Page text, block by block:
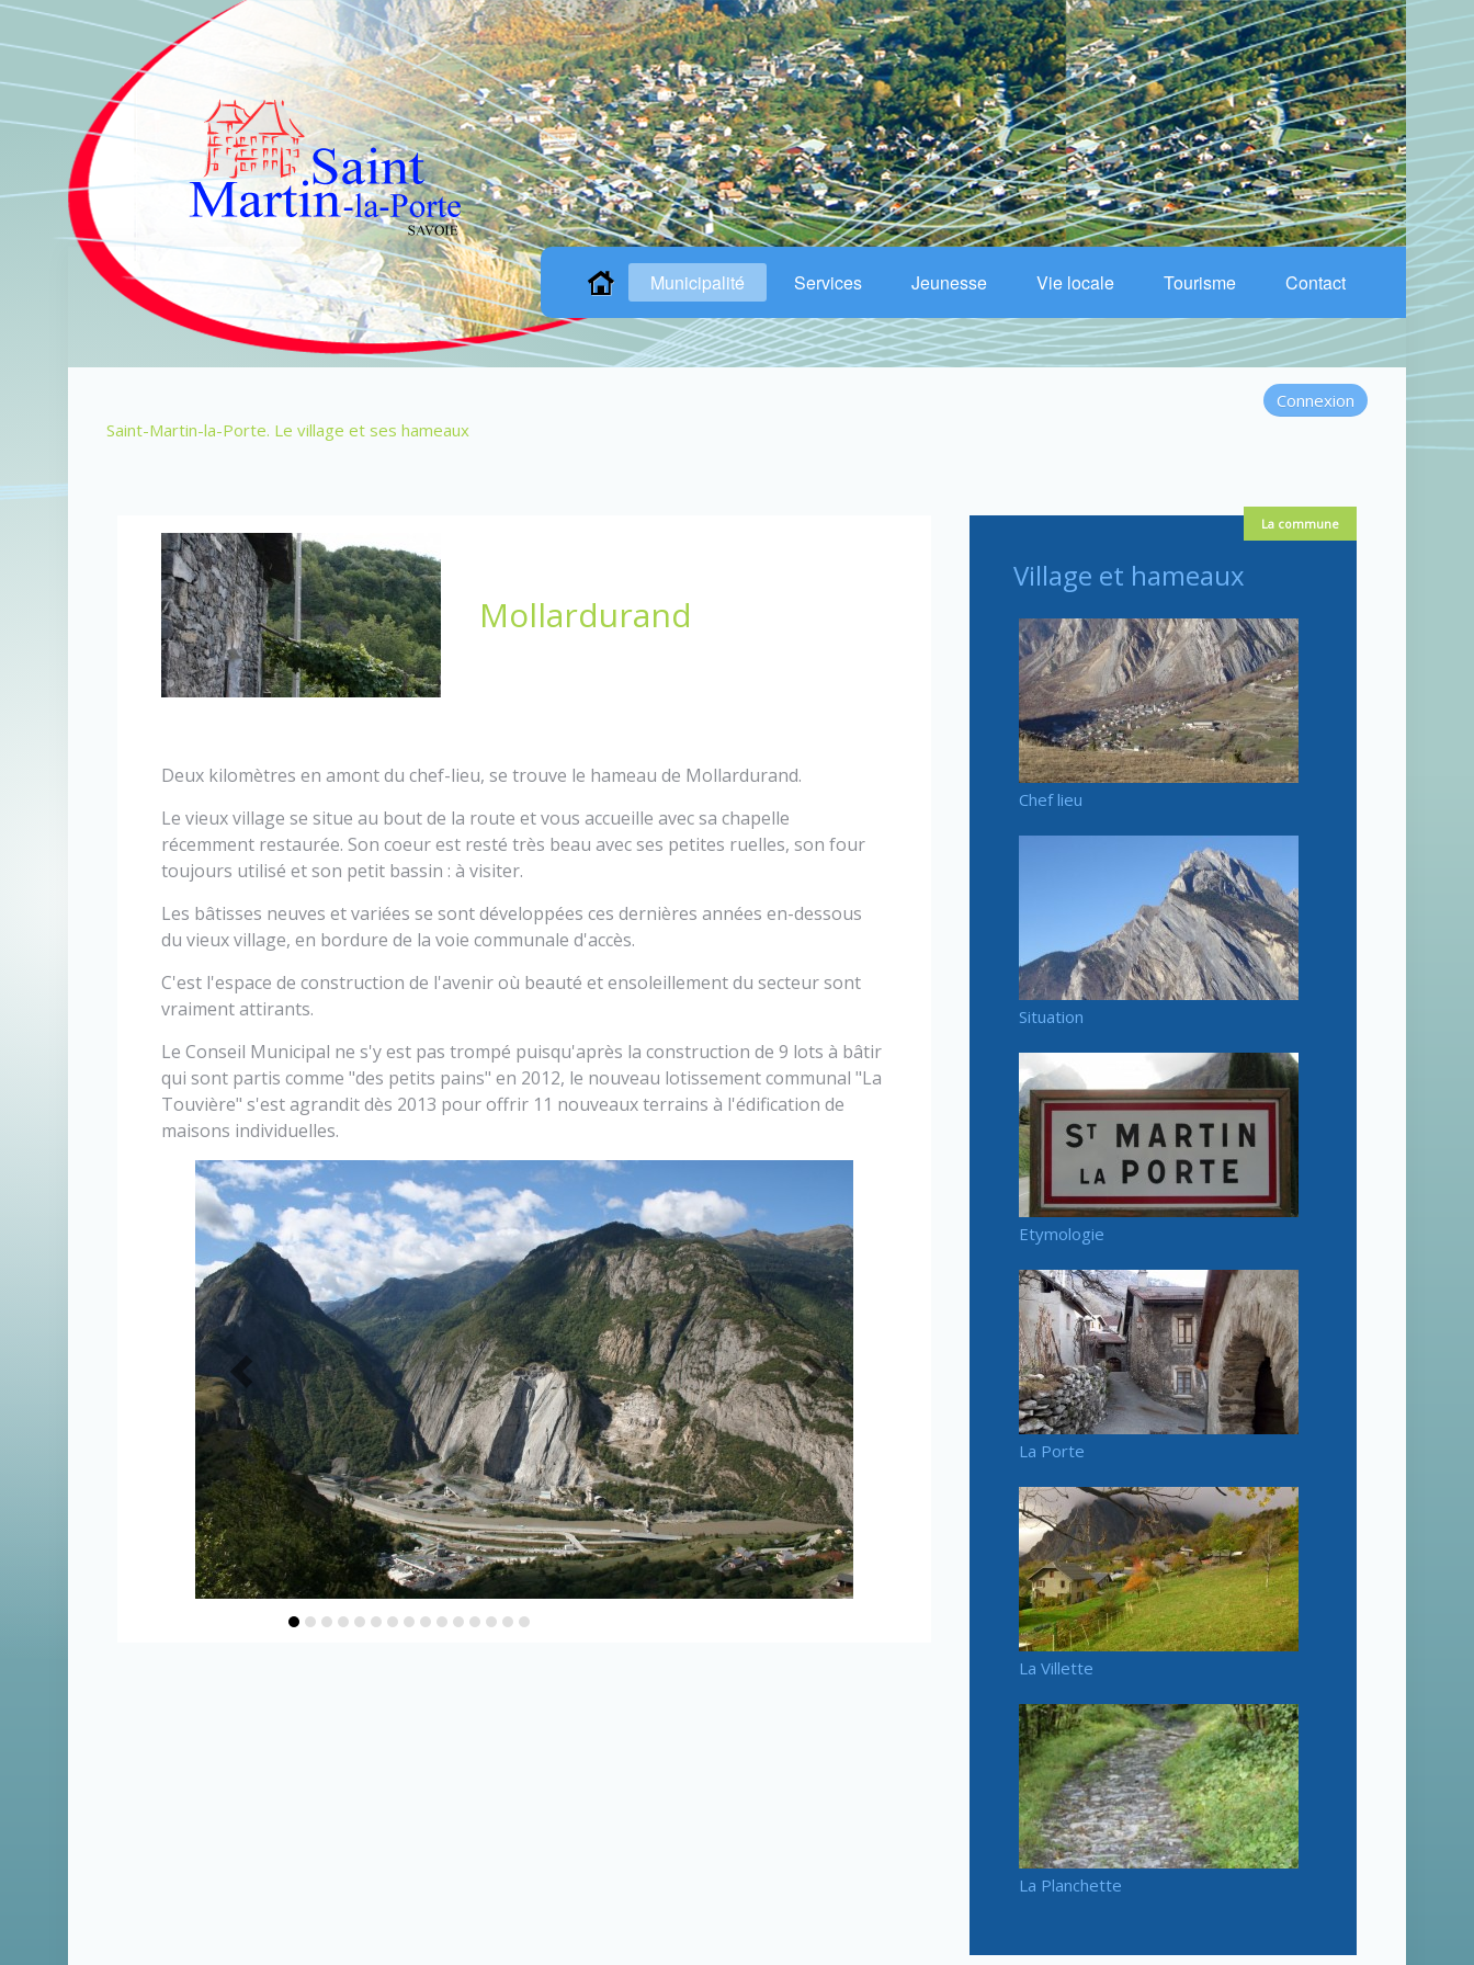
Municipalité Services Jeunesse Vie locale Tourisme Contact
Saint-Martin-la-Porte. Le village et ses hameaux
Connexion
Mollardurand
Deux kilomètres en amont du chef-lieu, se trouve le hameau de Mollardurand.
Le vieux village se situe au bout de la route et vous accueille avec sa chapelle
récemment restaurée. Son coeur est resté très beau avec ses petites ruelles, son four
toujours utilisé et son petit bassin : à visiter.
Les bâtisses neuves et variées se sont développées ces dernières années en-dessous
du vieux village, en bordure de la voie communale d'accès.
C'est l'espace de construction de l'avenir où beauté et ensoleillement du secteur sont
vraiment attirants.
Le Conseil Municipal ne s'y est pas trompé puisqu'après la construction de 9 lots à bâtir
qui sont partis comme "des petits pains" en 2012, le nouveau lotissement communal "La
Touvière" s'est agrandit dès 2013 pour offrir 11 nouveaux terrains à l'édification de
maisons individuelles.
La commune
Village et hameaux
Chef lieu
Situation
Etymologie
La Porte
La Villette
La Planchette